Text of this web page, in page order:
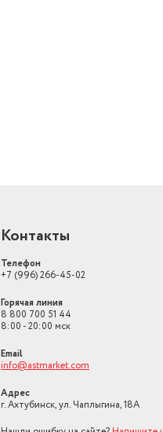
Контакты
Телефон
+7 (996) 266-45-02
Горячая линия
8 800 700 51 44
8:00 - 20:00 мск
Email
info@astmarket.com
Адрес
г. Ахтубинск, ул. Чаплыгина, 18А